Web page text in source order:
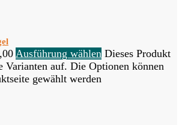
Ausführung wählen Dieses Produkt
Varianten auf. Die Optionen können
gewählt werden